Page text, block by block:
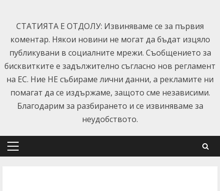
content
СТАТИЯТА Е ОТДОЛУ: Извиняваме се за първия
коментар. Някои новини не могат да бъдат изцяло
публикувани в социалните мрежи. Съобщението за
бисквитките е задължително съгласно нов регламент
на ЕС. Ние НЕ събираме лични данни, а рекламите ни
помагат да се издържаме, защото сме независими.
Благодарим за разбирането и се извиняваме за
неудобството.
Primary